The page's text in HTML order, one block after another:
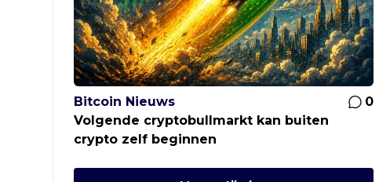
Bitcoin Nieuws
0
Volgende cryptobullmarkt kan buiten
crypto zelf beginnen